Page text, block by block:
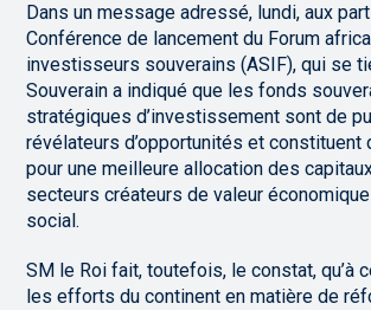
Dans un message adressé, lundi, aux
Conférence de lancement du Forum
investisseurs souverains (ASIF), qui se
Souverain a indiqué que les fonds
stratégiques d’investissement sont de
révélateurs d’opportunités et constituent
pour une meilleure allocation des
secteurs créateurs de valeur
social.
SM le Roi fait, toutefois, le constat, qu’à
les efforts du continent en matière de